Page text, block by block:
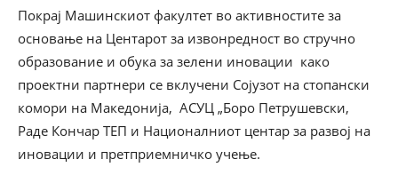
Покрај Машинскиот факултет во активностите за
основање на Центарот за извонредност во стручно
образование и обука за зелени иновации како
проектни партнери се вклучени Сојузот на стопански
комори на Македонија, АСУЦ „Боро Петрушевски,
Раде Кончар ТЕП и Националниот центар за развој на
иновации и претприемничко учење.